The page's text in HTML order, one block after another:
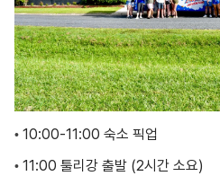
• 10:00-11:00 숙소 픽업
• 11:00 툴리강 출발 (2시간 소요)